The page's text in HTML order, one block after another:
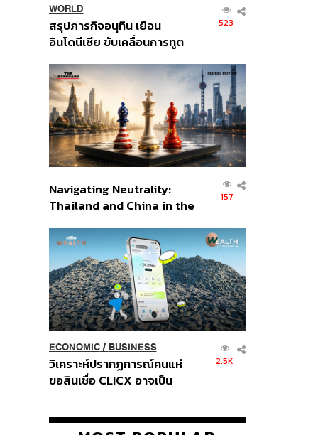
WORLD
สรุปภารกิจอนุทิน เยือน
อินโดนีเซีย ขับเคลื่อนการทูต
ส่วนยุทธศาสตร์ไทย –
อินโดนีเซีย
523
Navigating Neutrality:
Thailand and China in the
Order
157
ECONOMIC/ BUSINESS
วิเคราะห์ปรากฏการณ์คนแห่
ขอสินเชื่อ CLICX อาจเป็น
ปัญหาหนี้ครัวเรือนไทยที่ถูกซุก
2.5K